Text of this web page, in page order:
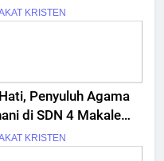
KRISTEN
Penyuluh Agama
di SDN 4 Makale
KRISTEN